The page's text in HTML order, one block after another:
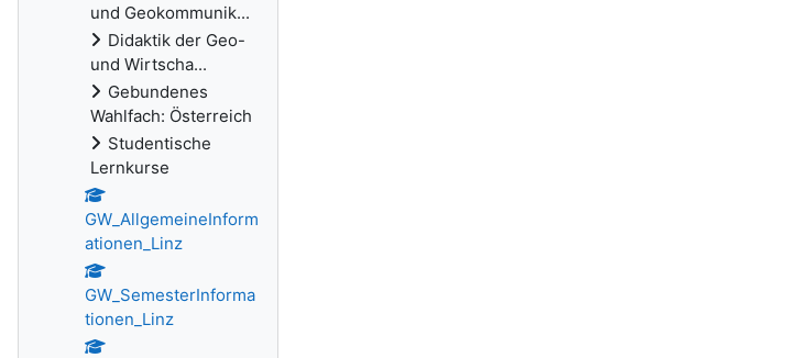
und Geokommunik...
Didaktik der Geo-
und Wirtscha...
Gebundenes
Wahlfach: Österreich
Studentische
Lernkurse
GW_AllgemeineInform
ationen_Linz
GW_SemesterInforma
tionen_Linz